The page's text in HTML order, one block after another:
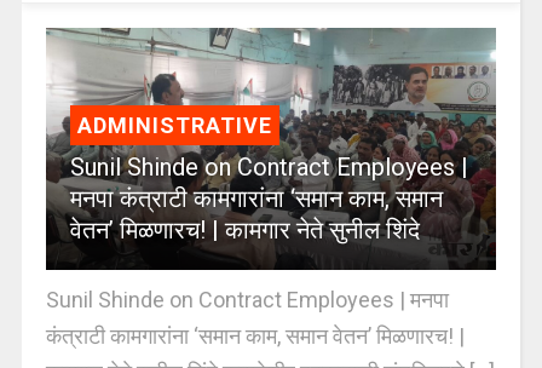
ADMINISTRATIVE
Sunil Shinde on Contract Employees |
मनपा कंत्राटी कामगारांना ‘समान काम, समान
वेतन’ मिळणारच! | कामगार नेते सुनील शिंदे
Sunil Shinde on Contract Employees | मनपा
कंत्राटी कामगारांना ‘समान काम, समान वेतन’ मिळणारच! |